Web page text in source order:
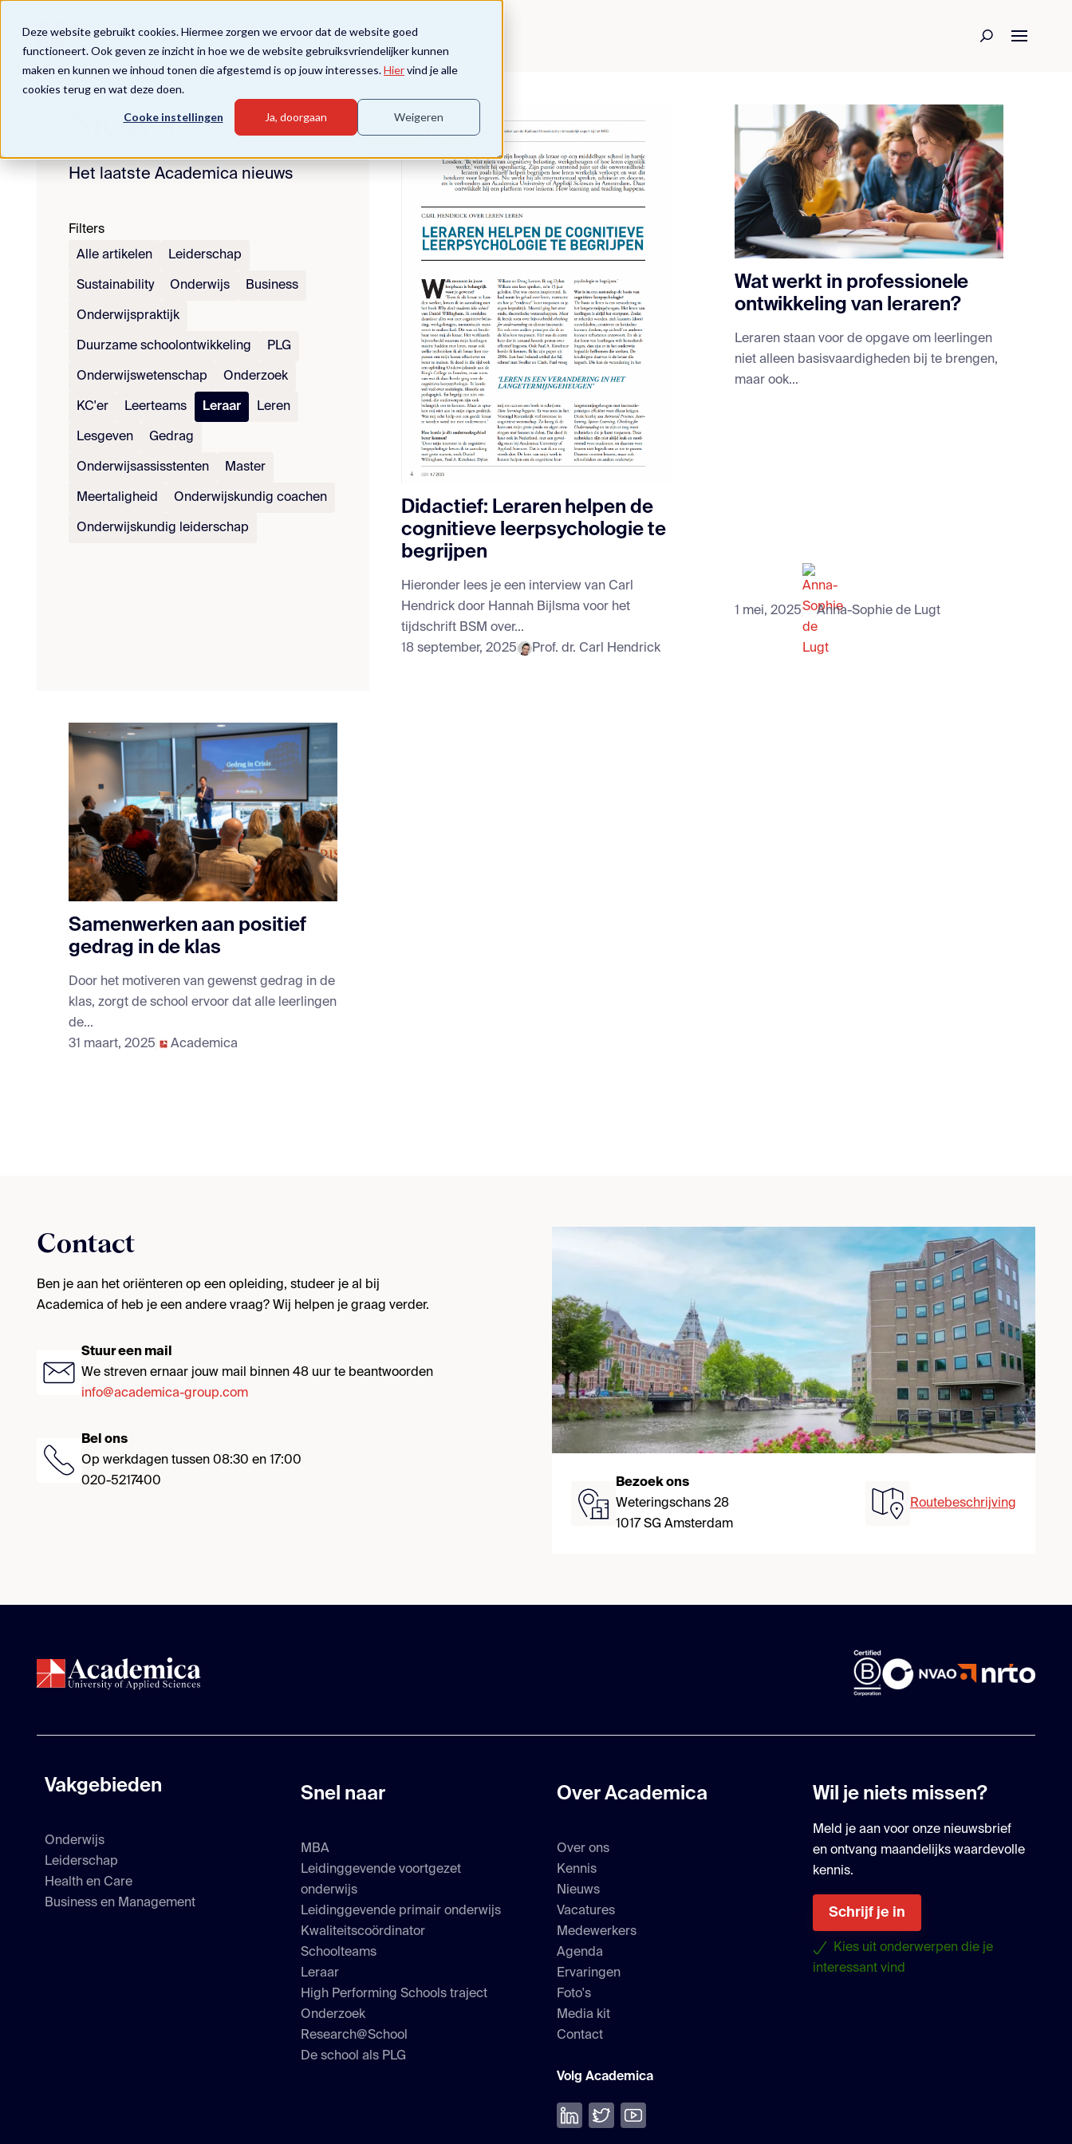
Deze website gebruikt cookies. Hiermee zorgen we ervoor dat de website goed
functioneert. Ook geven ze inzicht in hoe we de website gebruiksvriendelijker kunnen
maken en kunnen we inhoud tonen die afgestemd is op jouw interesses.Hiervind je alle
cookies terug en wat deze doen.
Cooke instellingen Ja, doorgaan Weigeren
Nieuws
Het laatste Academica nieuws
Filters
Alle artikelen
Leiderschap
Sustainability Onderwijs Business
Onderwijspraktijk
Duurzame schoolontwikkeling PLG
Onderwijswetenschap Onderzoek
KC'er Leerteams Leraar Leren
Lesgeven Gedrag
Onderwijsassisstenten Master
Meertaligheid Onderwijskundig coachen
Onderwijskundig leiderschap
Didactief: Leraren helpen de
cognitieve leerpsychologie te
begrijpen
Hieronder lees je een interview van Carl
Hendrick door Hannah Bijlsma voor het
tijdschrift BSM over...
18 september, 2025
Prof. dr. Carl Hendrick
Wat werkt in professionele
ontwikkeling van leraren?
Leraren staan voor de opgave om leerlingen
niet alleen basisvaardigheden bij te brengen,
maar ook...
1 mei, 2025 Anna-Sophie de Lugt
Samenwerken aan positief
gedrag in de klas
Door het motiveren van gewenst gedrag in de
klas, zorgt de school ervoor dat alle leerlingen
de...
31 maart, 2025
Academica
Contact
Ben je aan het oriënteren op een opleiding, studeer je al bij
Academica of heb je een andere vraag? Wij helpen je graag verder.
Stuur een mail
We streven ernaar jouw mail binnen 48 uur te beantwoorden
info@academica-group.com
Bel ons
Op werkdagen tussen 08:30 en 17:00
020-5217400
Bezoek ons
Weteringschans 28
1017 SG Amsterdam
Routebeschrijving
Vakgebieden
Onderwijs
Leiderschap
Health en Care
Business en Management
Snel naar
MBA
Leidinggevende voortgezet
onderwijs
Leidinggevende primair onderwijs
Kwaliteitscoördinator
Schoolteams
Leraar
High Performing Schools traject
Onderzoek
Research@School
De school als PLG
Over Academica
Over ons
Kennis
Nieuws
Vacatures
Medewerkers
Agenda
Ervaringen
Foto's
Media kit
Contact
Volg Academica
Volg ons op LinkedIn
Volg ons op Twitter
Bekijk onze YouTube
Wil je niets missen?
Meld je aan voor onze nieuwsbrief
en ontvang maandelijks waardevolle
kennis.
Schrijf je in
Kies uit onderwerpen die je
interessant vind